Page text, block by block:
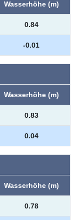
Wasserhöhe (m)
0.84
-0.01
Wasserhöhe (m)
0.83
0.04
Wasserhöhe (m)
0.78